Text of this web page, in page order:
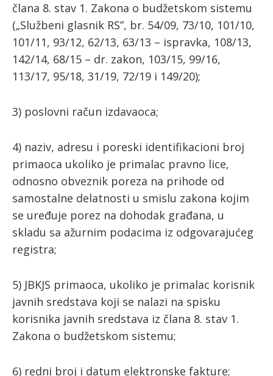
člana 8. stav 1. Zakona o budžetskom sistemu
(„Službeni glasnik RS”, br. 54/09, 73/10, 101/10,
101/11, 93/12, 62/13, 63/13 – ispravka, 108/13,
142/14, 68/15 – dr. zakon, 103/15, 99/16,
113/17, 95/18, 31/19, 72/19 i 149/20);
3) poslovni račun izdavaoca;
4) naziv, adresu i poreski identifikacioni broj
primaoca ukoliko je primalac pravno lice,
odnosno obveznik poreza na prihode od
samostalne delatnosti u smislu zakona kojim
se uređuje porez na dohodak građana, u
skladu sa ažurnim podacima iz odgovarajućeg
registra;
5) JBKJS primaoca, ukoliko je primalac korisnik
javnih sredstava koji se nalazi na spisku
korisnika javnih sredstava iz člana 8. stav 1.
Zakona o budžetskom sistemu;
6) redni broj i datum elektronske fakture;